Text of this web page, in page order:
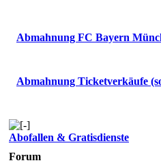
Abmahnung FC Bayern
Abmahnung Ticketverkäufe
Abofallen & Gratisdienste
Forum